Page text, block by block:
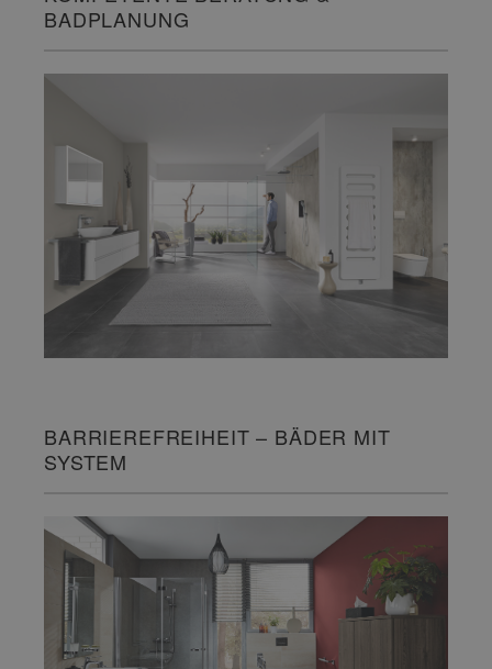
BADPLANUNG
BARRIEREFREIHEIT – BÄDER MIT
SYSTEM